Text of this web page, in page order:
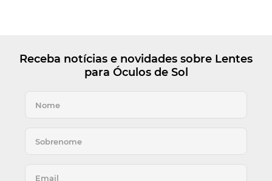
Receba notícias e novidades sobre Lentes
para Óculos de Sol